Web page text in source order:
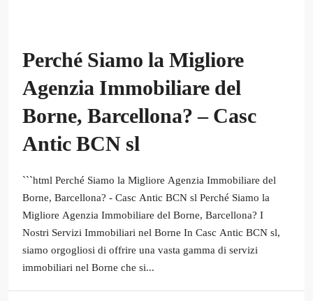
Perché Siamo la Migliore
Agenzia Immobiliare del
Borne, Barcellona? – Casc
Antic BCN sl
```html Perché Siamo la Migliore Agenzia Immobiliare del
Borne, Barcellona? - Casc Antic BCN sl Perché Siamo la
Migliore Agenzia Immobiliare del Borne, Barcellona? I
Nostri Servizi Immobiliari nel Borne In Casc Antic BCN sl,
siamo orgogliosi di offrire una vasta gamma di servizi
immobiliari nel Borne che si...